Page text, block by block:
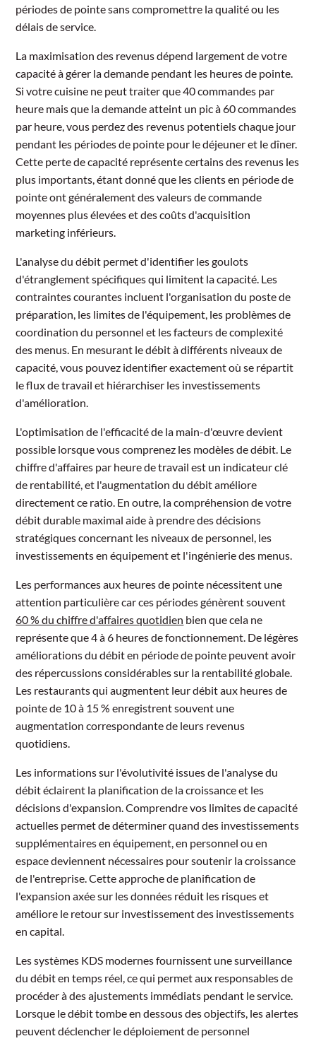
périodes de pointe sans compromettre la qualité ou les
délais de service.
La maximisation des revenus dépend largement de votre
capacité à gérer la demande pendant les heures de pointe.
Si votre cuisine ne peut traiter que 40 commandes par
heure mais que la demande atteint un pic à 60 commandes
par heure, vous perdez des revenus potentiels chaque jour
pendant les périodes de pointe pour le déjeuner et le dîner.
Cette perte de capacité représente certains des revenus les
plus importants, étant donné que les clients en période de
pointe ont généralement des valeurs de commande
moyennes plus élevées et des coûts d'acquisition
marketing inférieurs.
L'analyse du débit permet d'identifier les goulots
d'étranglement spécifiques qui limitent la capacité. Les
contraintes courantes incluent l'organisation du poste de
préparation, les limites de l'équipement, les problèmes de
coordination du personnel et les facteurs de complexité
des menus. En mesurant le débit à différents niveaux de
capacité, vous pouvez identifier exactement où se répartit
le flux de travail et hiérarchiser les investissements
d'amélioration.
L'optimisation de l'efficacité de la main-d'œuvre devient
possible lorsque vous comprenez les modèles de débit. Le
chiffre d'affaires par heure de travail est un indicateur clé
de rentabilité, et l'augmentation du débit améliore
directement ce ratio. En outre, la compréhension de votre
débit durable maximal aide à prendre des décisions
stratégiques concernant les niveaux de personnel, les
investissements en équipement et l'ingénierie des menus.
Les performances aux heures de pointe nécessitent une
attention particulière car ces périodes génèrent souvent
60 % du chiffre d'affaires quotidien bien que cela ne
représente que 4 à 6 heures de fonctionnement. De légères
améliorations du débit en période de pointe peuvent avoir
des répercussions considérables sur la rentabilité globale.
Les restaurants qui augmentent leur débit aux heures de
pointe de 10 à 15 % enregistrent souvent une
augmentation correspondante de leurs revenus
quotidiens.
Les informations sur l'évolutivité issues de l'analyse du
débit éclairent la planification de la croissance et les
décisions d'expansion. Comprendre vos limites de capacité
actuelles permet de déterminer quand des investissements
supplémentaires en équipement, en personnel ou en
espace deviennent nécessaires pour soutenir la croissance
de l'entreprise. Cette approche de planification de
l'expansion axée sur les données réduit les risques et
améliore le retour sur investissement des investissements
en capital.
Les systèmes KDS modernes fournissent une surveillance
du débit en temps réel, ce qui permet aux responsables de
procéder à des ajustements immédiats pendant le service.
Lorsque le débit tombe en dessous des objectifs, les alertes
peuvent déclencher le déploiement de personnel